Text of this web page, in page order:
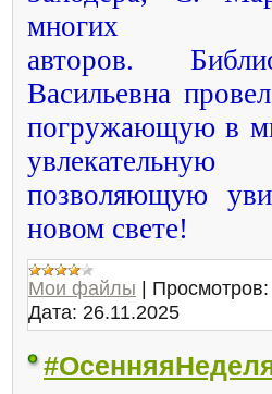
авторов.
Васильевна
погружающую в
позволяющую
новом свете!
Мои файлы | Просмотров:
Дата: 26.11.2025